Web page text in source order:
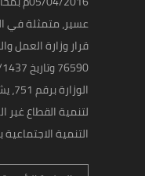
عسير، متمثلة في
قرار وزارة العمل
لتنمية القطاع غير
التنمية الاجتماعية